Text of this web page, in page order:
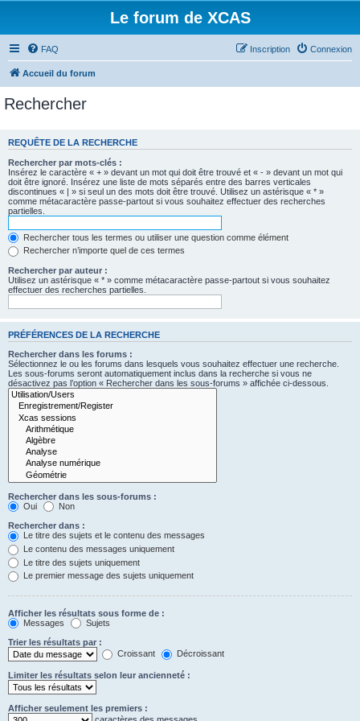
Le forum de XCAS
FAQ Connexion
Inscription
Accueil du forum
Rechercher
REQUÊTE DE LA RECHERCHE
Rechercher par mots-clés :
Insérez le caractère « + » devant un mot qui doit être trouvé et « - » devant un mot qui
doit être ignoré. Insérez une liste de mots séparés entre des barres verticales
discontinues « | » si seul un des mots doit être trouvé. Utilisez un astérisque « * »
comme métacaractère passe-partout si vous souhaitez effectuer des recherches
partielles.
Rechercher tous les termes ou utiliser une question comme élément
Rechercher n’importe quel de ces termes
Rechercher par auteur :
Utilisez un astérisque « * » comme métacaractère passe-partout si vous souhaitez
effectuer des recherches partielles.
PRÉFÉRENCES DE LA RECHERCHE
Rechercher dans les forums :
Sélectionnez le ou les forums dans lesquels vous souhaitez effectuer une recherche.
Les sous-forums seront automatiquement inclus dans la recherche si vous ne
désactivez pas l’option « Rechercher dans les sous-forums » affichée ci-dessous.
Rechercher dans les sous-forums :
Oui
Non
Rechercher dans :
Le titre des sujets et le contenu des messages
Le contenu des messages uniquement
Le titre des sujets uniquement
Le premier message des sujets uniquement
Afficher les résultats sous forme de :
Messages
Sujets
Trier les résultats par :
Croissant
Décroissant
Limiter les résultats selon leur ancienneté :
Afficher seulement les premiers :